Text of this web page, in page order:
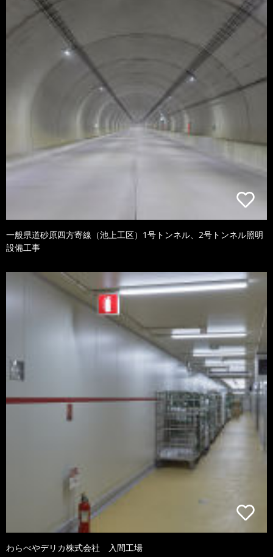
一般県道砂原四方寄線（池上工区）1号トンネル、2号トンネル照明
設備工事
わらべやデリカ株式会社 入間工場